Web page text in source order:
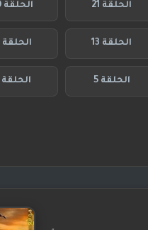
الحلقة 21 الحلقة 20
الحلقة 13 الحلقة 12
الحلقة 5 الحلقة 4